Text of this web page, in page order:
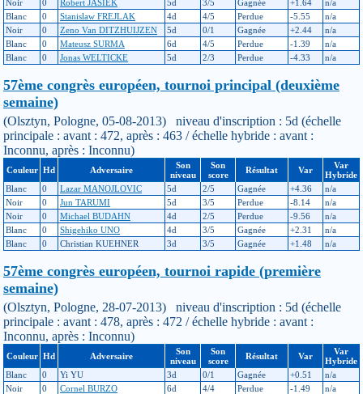
Noir
0 Robert JASIEK 5d 3/5 Gagnée +1.64
n/a
Blanc
0 Stanislaw FREJLAK 4d 4/5 Perdue -5.55
n/a
Noir
0 Zeno Van DITZHUIJZEN 5d 0/1 Gagnée +2.44
n/a
Blanc
0 Mateusz SURMA 6d 4/5 Perdue -1.39
n/a
Blanc
0 Jonas WELTICKE 5d 2/3 Perdue -4.33 n/a
57ème congrès européen, tournoi principal (deuxième
semaine)
(Olsztyn, Pologne, 05-08-2013) niveau d'inscription : 5d (échelle
principale : avant : 472, après : 463 / échelle hybride : avant :
Inconnu, après : Inconnu)
Couleur Hd Adversaire
Son
niveau
Son
score
Résultat Var
Var
Hybride
Blanc
0 Lazar MANOJLOVIC 5d 2/5 Gagnée +4.36
n/a
Noir
0 Jun TARUMI 5d 3/5 Perdue -8.14
n/a
Noir
0 Michael BUDAHN 4d 2/5 Perdue -9.56
n/a
Blanc
0 Shigehiko UNO 4d 3/5 Gagnée +2.31
n/a
Blanc
0 Christian KUEHNER 3d 3/5 Gagnée +1.48 n/a
57ème congrès européen, tournoi rapide (première
semaine)
(Olsztyn, Pologne, 28-07-2013) niveau d'inscription : 5d (échelle
principale : avant : 478, après : 472 / échelle hybride : avant :
Inconnu, après : Inconnu)
Couleur Hd Adversaire
Son
niveau
Son
score
Résultat Var
Var
Hybride
Blanc
0 Yi YU 3d 0/1 Gagnée +0.51
n/a
Noir
0 Cornel BURZO 6d 4/4 Perdue -1.49
n/a